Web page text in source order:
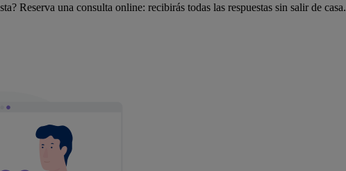
Reserva una consulta online: recibirás todas las respuestas sin salir de casa.